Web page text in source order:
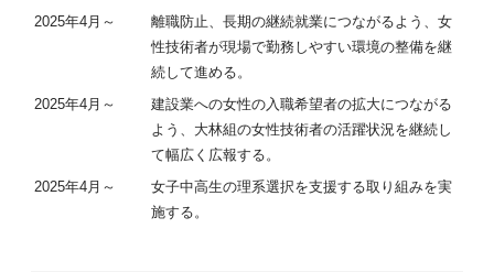
2025年4月～
離職防止、長期の継続就業につながるよう、女
性技術者が現場で勤務しやすい環境の整備を継
続して進める。
2025年4月～
建設業への女性の入職希望者の拡大につながる
よう、大林組の女性技術者の活躍状況を継続し
て幅広く広報する。
2025年4月～
女子中高生の理系選択を支援する取り組みを実
施する。